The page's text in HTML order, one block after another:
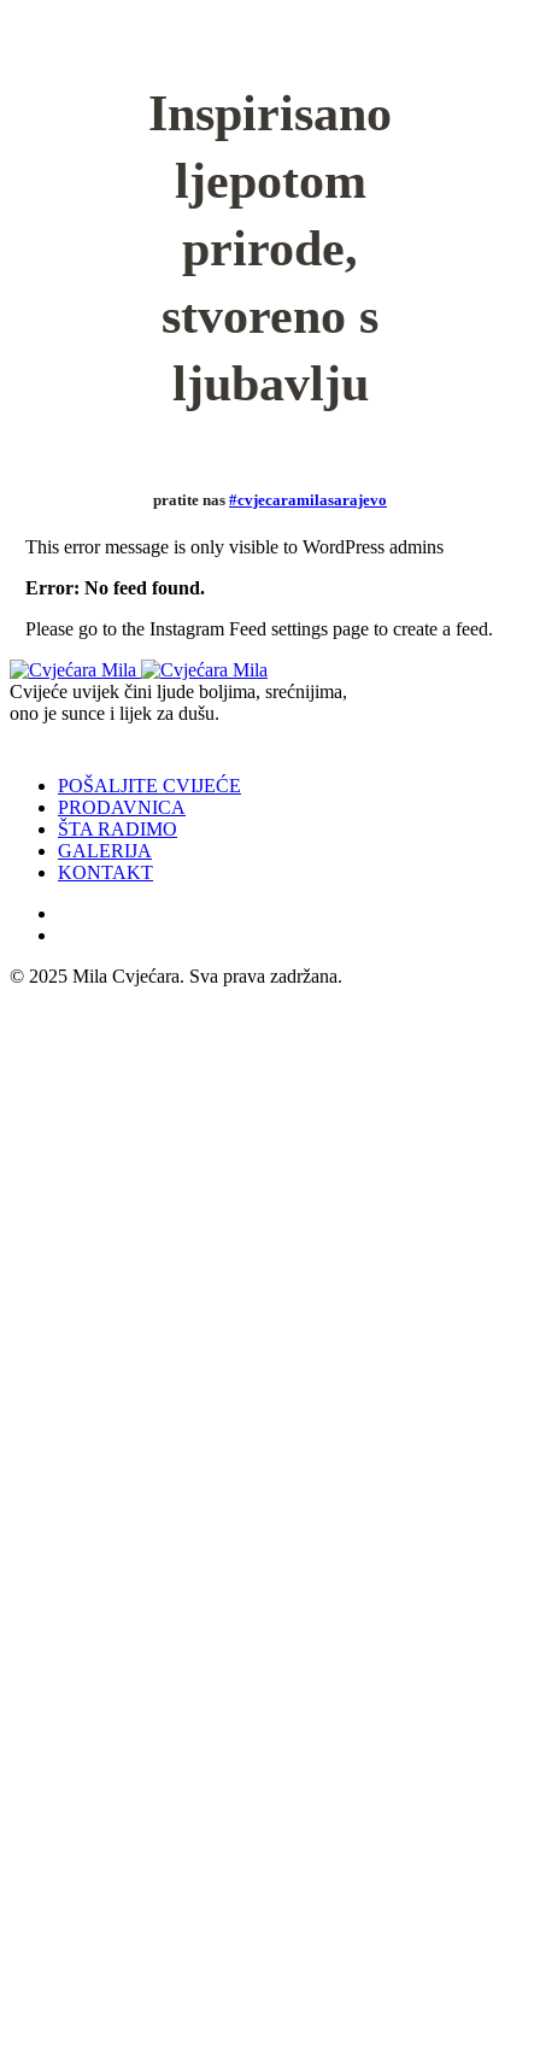
Inspirisano
ljepotom
prirode,
stvoreno s
ljubavlju
pratite nas #cvjecaramilasarajevo
This error message is only visible to WordPress admins
Error: No feed found.
Please go to the Instagram Feed settings page to create a feed.
Cvijeće uvijek čini ljude boljima, srećnijima,
ono je sunce i lijek za dušu.
POŠALJITE CVIJEĆE
PRODAVNICA
ŠTA RADIMO
GALERIJA
KONTAKT
© 2025 Mila Cvjećara. Sva prava zadržana.